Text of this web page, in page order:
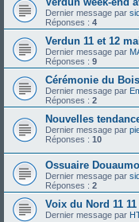
Dernier message par
Réponses : 4
Verdun 11 et 12
Dernier message par
Réponses : 9
Cérémonie du
Dernier message par
Réponses : 2
Nouvelles
Dernier message par
Réponses : 10
Ossuaire
Dernier message par
Réponses : 2
Voix du Nord 11 11
Dernier message par